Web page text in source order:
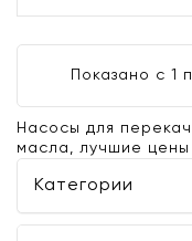
Показано с 1
Насосы для
масла, лучшие цены
Категории